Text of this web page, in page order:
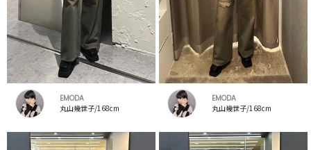
EMODA
丸山幾世子/168cm
EMODA
丸山幾世子/168cm